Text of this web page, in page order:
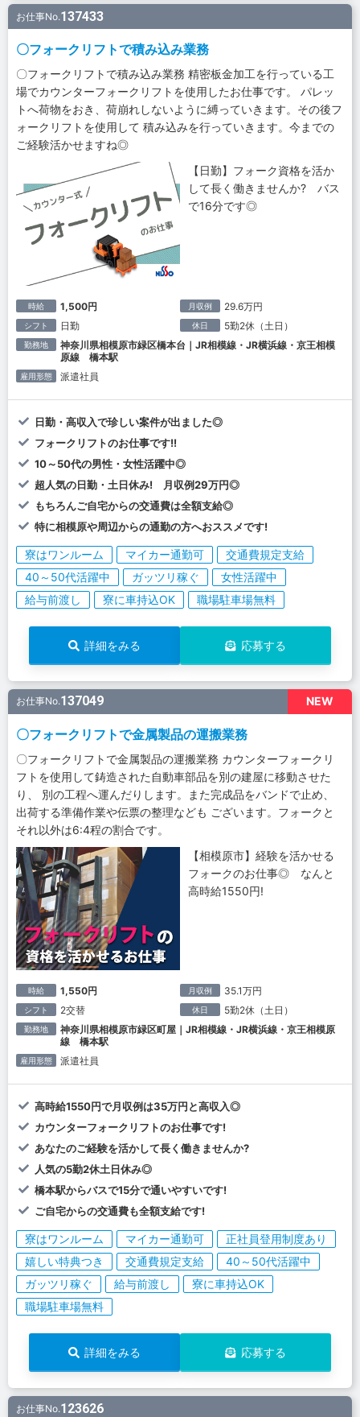
お仕事No.137433
〇フォークリフトで積み込み業務
〇フォークリフトで積み込み業務 精密板金加工を行っている工
場でカウンターフォークリフトを使用したお仕事です。 パレッ
トへ荷物をおき、荷崩れしないように縛っていきます。その後フ
ォークリフトを使用して 積み込みを行っていきます。今までの
ご経験活かせますね◎
【日勤】フォーク資格を活か
して長く働きませんか? バス
で16分です◎
時給 1,500円 月収例 29.6万円
シフト 日勤 休日 5勤2休（土日）
勤務地
神奈川県相模原市緑区橋本台｜JR相模線・JR横浜線・京王相模
原線 橋本駅
雇用形態 派遣社員
日勤・高収入で珍しい案件が出ました◎
フォークリフトのお仕事です!!
10～50代の男性・女性活躍中◎
超人気の日勤・土日休み! 月収例29万円◎
もちろんご自宅からの交通費は全額支給◎
特に相模原や周辺からの通勤の方へおススメです!
寮はワンルーム マイカー通勤可
交通費規定支給
40～50代活躍中
ガッツリ稼ぐ
女性活躍中
給与前渡し
寮に車持込OK 職場駐車場無料
詳細をみる 応募する
NEW
お仕事No.137049
〇フォークリフトで金属製品の運搬業務
〇フォークリフトで金属製品の運搬業務 カウンターフォークリ
フトを使用して鋳造された自動車部品を別の建屋に移動させた
り、 別の工程へ運んだりします。また完成品をバンドで止め、
出荷する準備作業や伝票の整理なども ございます。フォークと
それ以外は6:4程の割合です。
【相模原市】経験を活かせる
フォークのお仕事◎ なんと
高時給1550円!
時給 1,550円 月収例 35.1万円
シフト 2交替 休日 5勤2休（土日）
勤務地
神奈川県相模原市緑区町屋｜JR相模線・JR横浜線・京王相模原
線 橋本駅
雇用形態 派遣社員
高時給1550円で月収例は35万円と高収入◎
カウンターフォークリフトのお仕事です!
あなたのご経験を活かして長く働きませんか?
人気の5勤2休土日休み◎
橋本駅からバスで15分で通いやすいです!
ご自宅からの交通費も全額支給です!
寮はワンルーム マイカー通勤可
正社員登用制度あり
嬉しい特典つき
交通費規定支給
40～50代活躍中
ガッツリ稼ぐ
給与前渡し
寮に車持込OK
職場駐車場無料
詳細をみる 応募する
お仕事No.123626